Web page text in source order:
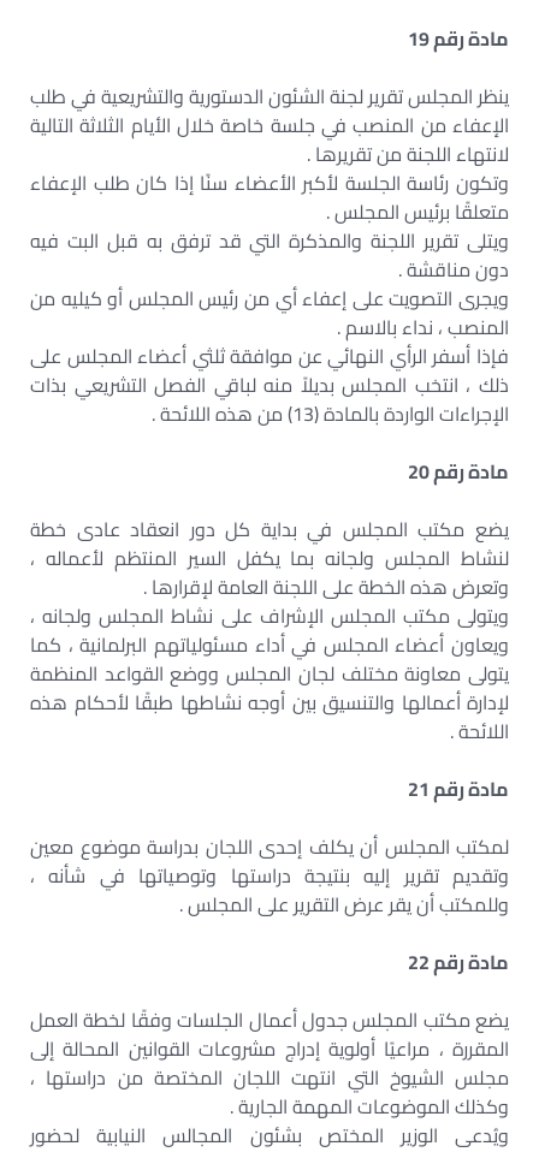
مادة رقم 19
ينظر المجلس تقرير لجنة الشئون الدستورية والتشريعية في طلب
الإعفاء من المنصب في جلسة خاصة خلال الأيام الثلاثة التالية
لانتهاء اللجنة من تقريرها .
وتكون رئاسة الجلسة لأكبر الأعضاء سنًا إذا كان طلب الإعفاء
متعلقًا برئيس المجلس .
ويتلى تقرير اللجنة والمذكرة التي قد ترفق به قبل البت فيه
دون مناقشة .
ويجرى التصويت على إعفاء أي من رئيس المجلس أو كيليه من
المنصب ، نداء بالاسم .
فإذا أسفر الرأي النهائي عن موافقة ثلثي أعضاء المجلس على
ذلك ، انتخب المجلس بديلاً منه لباقي الفصل التشريعي بذات
الإجراءات الواردة بالمادة (13) من هذه اللائحة .
مادة رقم 20
يضع مكتب المجلس في بداية كل دور انعقاد عادى خطة
لنشاط المجلس ولجانه بما يكفل السير المنتظم لأعماله ،
وتعرض هذه الخطة على اللجنة العامة لإقرارها .
ويتولى مكتب المجلس الإشراف على نشاط المجلس ولجانه ،
ويعاون أعضاء المجلس في أداء مسئولياتهم البرلمانية ، كما
يتولى معاونة مختلف لجان المجلس ووضع القواعد المنظمة
لإدارة أعمالها والتنسيق بين أوجه نشاطها طبقًا لأحكام هذه
اللائحة .
مادة رقم 21
لمكتب المجلس أن يكلف إحدى اللجان بدراسة موضوع معين
وتقديم تقرير إليه بنتيجة دراستها وتوصياتها في شأنه ،
وللمكتب أن يقر عرض التقرير على المجلس .
مادة رقم 22
يضع مكتب المجلس جدول أعمال الجلسات وفقًا لخطة العمل
المقررة ، مراعيًا أولوية إدراج مشروعات القوانين المحالة إلى
مجلس الشيوخ التي انتهت اللجان المختصة من دراستها ،
وكذلك الموضوعات المهمة الجارية .
ويُدعى الوزير المختص بشئون المجالس النيابية لحضور